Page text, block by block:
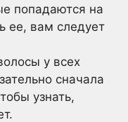
попадаются на
ее, вам следует
у всех
сначала
узнать,